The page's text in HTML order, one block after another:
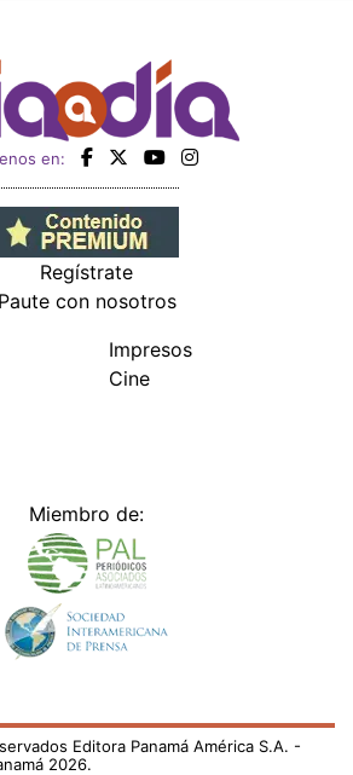
en:
Regístrate
Paute con nosotros
Impresos
Cine
Miembro de:
Editora Panamá América S.A. -
2026.